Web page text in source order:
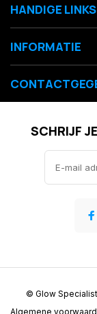
HANDIGE LINKS
INFORMATIE
SCHRIJF
Algemene
© Glow Specialist